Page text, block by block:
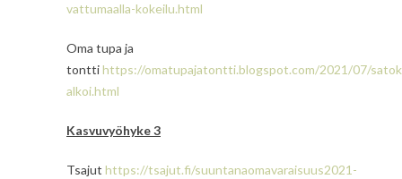
vattumaalla-kokeilu.html
Oma tupa ja
tonttihttps://omatupajatontti.blogspot.com/2021/07/
alkoi.html
Kasvuvyöhyke 3
Tsajut https://tsajut.fi/suuntanaomavaraisuus2021-